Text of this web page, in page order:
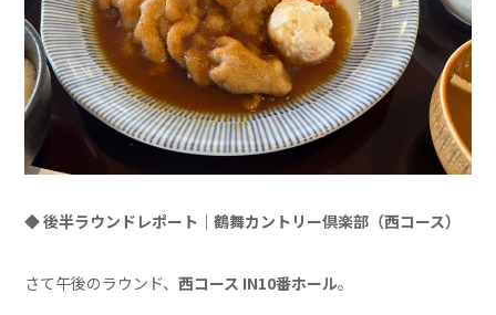
◆ 後半ラウンドレポート｜鶴舞カントリー倶楽部（西コース）
さて午後のラウンド、西コース IN10番ホール。